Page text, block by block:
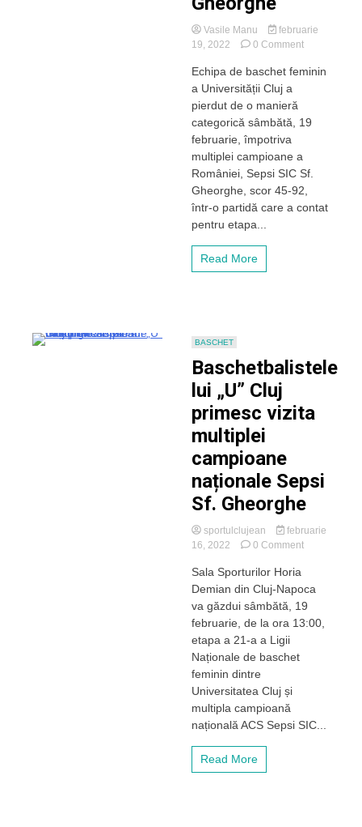
Vasile Manu
februarie
19, 2022
0 Commenton
de
a
Cluj,
umilită
din
nou
Echipa de baschet feminin
a Universității Cluj a
pierdut de o manieră
categorică sâmbătă, 19
februarie, împotriva
multiplei campioane a
României, Sepsi SIC Sf.
Gheorghe, scor 45-92,
într-o partidă care a contat
pentru etapa...
Read More
BASCHET
Baschetbalistele
lui „U” Cluj
primesc vizita
multiplei
campioane
naționale Sepsi
Sf. Gheorghe
sportulclujean
februarie
16, 2022
0 Commenton
„U”
Cluj
primesc
vizita
Gheorghe
Sala Sporturilor Horia
Demian din Cluj-Napoca
va găzdui sâmbătă, 19
februarie, de la ora 13:00,
etapa a 21-a a Ligii
Naționale de baschet
feminin dintre
Universitatea Cluj și
multipla campioană
națională ACS Sepsi SIC...
Read More